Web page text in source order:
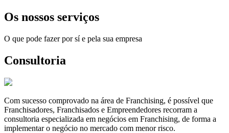
Os nossos serviços
O que pode fazer por sí e pela sua empresa
Consultoria
Com sucesso comprovado na área de Franchising, é possível que
Franchisadores, Franchisados e Empreendedores recorram a
consultoria especializada em negócios em Franchising, de forma a
implementar o negócio no mercado com menor risco.